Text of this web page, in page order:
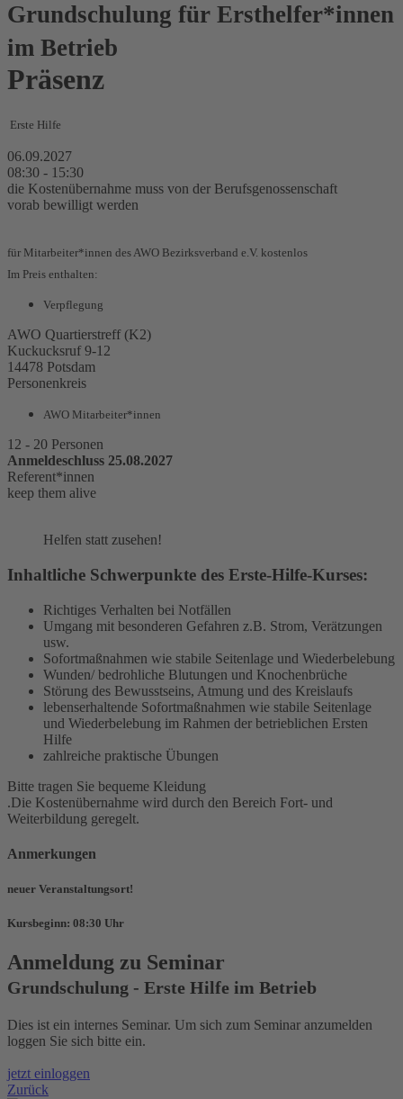
Grundschulung für Ersthelfer*innen
im Betrieb
Präsenz
Erste Hilfe
06.09.2027
08:30 - 15:30
die Kostenübernahme muss von der Berufsgenossenschaft
vorab bewilligt werden
für Mitarbeiter*innen des AWO Bezirksverband e.V. kostenlos
Im Preis enthalten:
Verpflegung
AWO Quartierstreff (K2)
Kuckucksruf 9-12
14478 Potsdam
Personenkreis
AWO Mitarbeiter*innen
12 - 20 Personen
Anmeldeschluss 25.08.2027
Referent*innen
keep them alive
Helfen statt zusehen!
Inhaltliche Schwerpunkte des Erste-Hilfe-Kurses:
Richtiges Verhalten bei Notfällen
Umgang mit besonderen Gefahren z.B. Strom, Verätzungen
usw.
Sofortmaßnahmen wie stabile Seitenlage und Wiederbelebung
Wunden/ bedrohliche Blutungen und Knochenbrüche
Störung des Bewusstseins, Atmung und des Kreislaufs
lebenserhaltende Sofortmaßnahmen wie stabile Seitenlage
und Wiederbelebung im Rahmen der betrieblichen Ersten
Hilfe
zahlreiche praktische Übungen
Bitte tragen Sie bequeme Kleidung
.Die Kostenübernahme wird durch den Bereich Fort- und
Weiterbildung geregelt.
Anmerkungen
neuer Veranstaltungsort!
Kursbeginn: 08:30 Uhr
Anmeldung zu Seminar
Grundschulung - Erste Hilfe im Betrieb
Dies ist ein internes Seminar. Um sich zum Seminar anzumelden
loggen Sie sich bitte ein.
jetzt einloggen
Zurück